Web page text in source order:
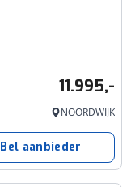
11.995,-
NOORDWIJK
Bel aanbieder